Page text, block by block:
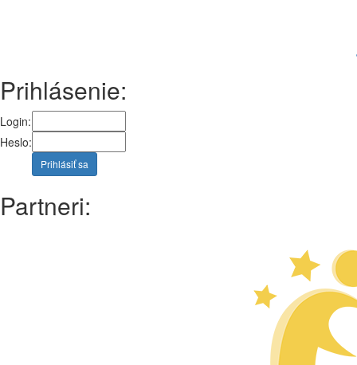
Prihlásenie:
Login:
Heslo:
Prihlásiť sa
Partneri: